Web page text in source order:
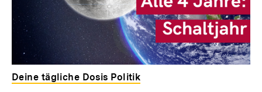
Deine tägliche Dosis Politik